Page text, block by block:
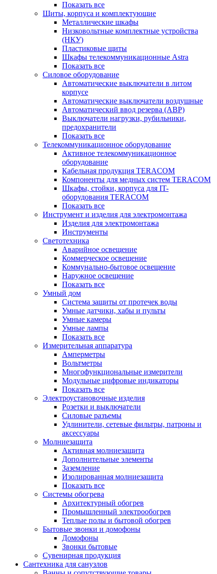
Показать все
Щиты, корпуса и комплектующие
Металлические шкафы
Низковольтные комплектные устройства
(НКУ)
Пластиковые щиты
Шкафы телекоммуникационные Astra
Показать все
Силовое оборудование
Автоматические выключатели в литом
корпусе
Автоматические выключатели воздушные
Автоматический ввод резерва (АВР)
Выключатели нагрузки, рубильники,
предохранители
Показать все
Телекоммуникационное оборудование
Активное телекоммуникационное
оборудование
Кабельная продукция TERACOM
Компоненты для медных систем TERACOM
Шкафы, стойки, корпуса для IT-
оборудования TERACOM
Показать все
Инструмент и изделия для электромонтажа
Изделия для электромонтажа
Инструменты
Светотехника
Аварийное освещение
Коммерческое освещение
Коммунально-бытовое освещение
Наружное освещение
Показать все
Умный дом
Система защиты от протечек воды
Умные датчики, хабы и пульты
Умные камеры
Умные лампы
Показать все
Измерительная аппаратура
Амперметры
Вольтметры
Многофункциональные измерители
Модульные цифровые индикаторы
Показать все
Электроустановочные изделия
Розетки и выключатели
Силовые разъемы
Удлинители, сетевые фильтры, патроны и
аксессуары
Молниезащита
Активная молниезащита
Дополнительные элементы
Заземление
Изолированная молниезащита
Показать все
Системы обогрева
Архитектурный обогрев
Промышленный электрообогрев
Теплые полы и бытовой обогрев
Бытовые звонки и домофоны
Домофоны
Звонки бытовые
Сувенирная продукция
Сантехника для санузлов